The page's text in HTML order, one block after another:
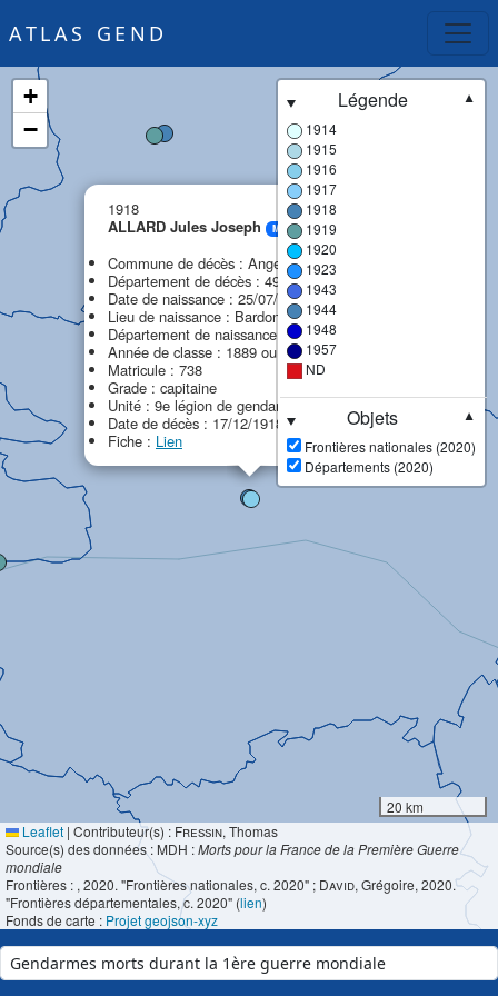
ATLAS GEND
1918
ALLARD Jules Joseph
MPF
Commune de décès : Angers
Département de décès : 49 - Maine-et-Loire
Date de naissance : 25/07/1872
Lieu de naissance : Bardon (Le)
Département de naissance : 45 - Loiret
Année de classe : 1889 ou 1892
Matricule : 738
Grade : capitaine
Unité : 9e légion de gendarmerie (9e LG)
Date de décès : 17/12/1918
Fiche : Lien
+
−
Légende
▼
1914
1915
1916
1917
1918
1919
1920
1923
1943
1944
1948
1957
ND
Objets
▼
Frontières nationales (2020)
Départements (2020)
20 km
Leaflet | Contributeur(s) : Fressin, Thomas
Source(s) des données : MDH :Morts pour la France de la Première Guerre
mondiale
Frontières : , 2020. "Frontières nationales, c. 2020" ; David, Grégoire, 2020.
"Frontières départementales, c. 2020" (lien)
Fonds de carte : Projet geojson-xyz